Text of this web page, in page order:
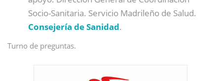
Socio-Sanitaria. Servicio Madrileño de Salud.
Consejería de Sanidad.
Turno de preguntas.